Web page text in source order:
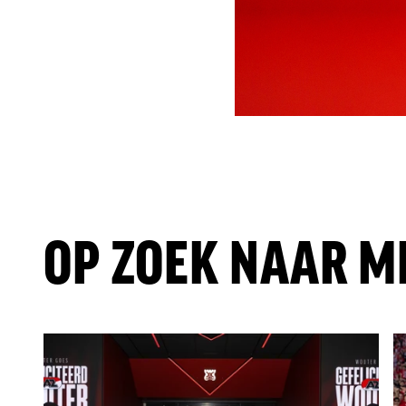
OP ZOEK NAAR